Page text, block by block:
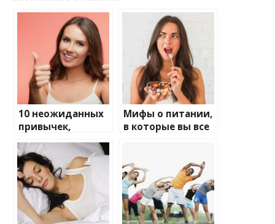
10 неожиданных
привычек,
которые
улучшают
здоровье
Мифы о питании,
в которые вы все